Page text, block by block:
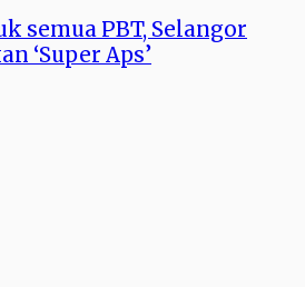
semua PBT, Selangor
‘Super Aps’